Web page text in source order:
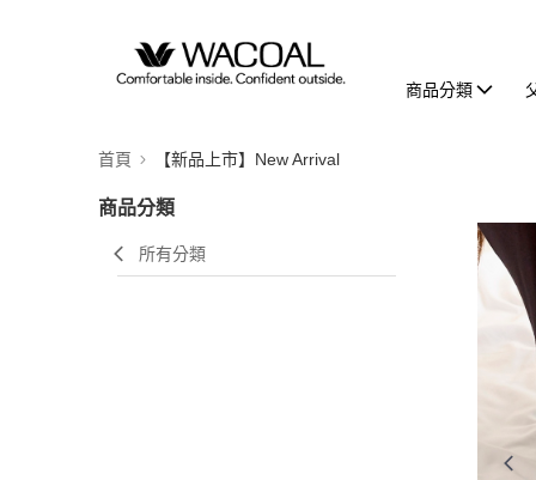
商品分類
首頁 【新品上市】New Arrival
商品分類
所有分類